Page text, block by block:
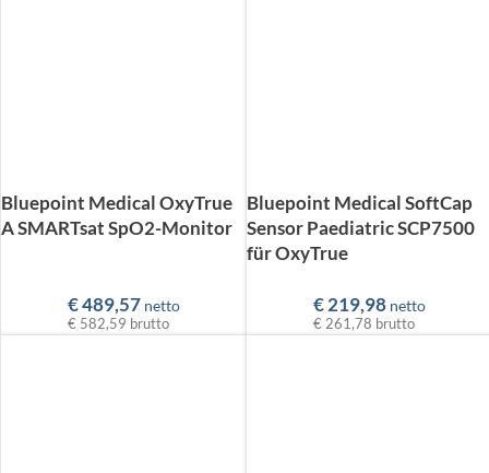
Bluepoint Medical OxyTrue
A SMARTsat SpO2-Monitor
€489,57 netto
€ 582,59 brutto
Bluepoint Medical SoftCap
Sensor Paediatric SCP7500
für OxyTrue
€219,98 netto
€ 261,78 brutto